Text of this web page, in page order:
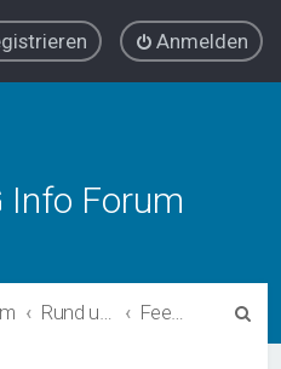
Anmelden
Info Forum
Rund um das Forum Feedback, Anregungen, Wünsche und Verbesserungen